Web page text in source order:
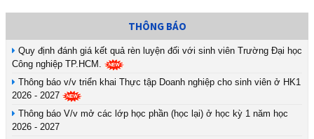
THÔNG BÁO
Quy định đánh giá kết quả rèn luyện đối với sinh viên Trường Đại học
Công nghiệp TP.HCM.
Thông báo v/v triển khai Thực tập Doanh nghiệp cho sinh viên ở HK1
2026 - 2027
Thông báo V/v mở các lớp học phần (học lại) ở học kỳ 1 năm học
2026 - 2027